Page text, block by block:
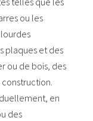
ou les
plaques et des
ou de bois, des
en
des